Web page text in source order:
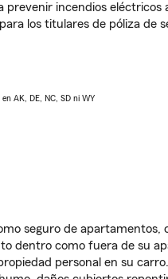
prevenir incendios
los titulares de póliza
AK, DE, NC, SD ni WY
seguro de
dentro como fuera de su
personal en su